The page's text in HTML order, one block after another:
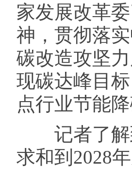
家发展改革
神，贯彻落
碳改造攻坚
现碳达峰目
点行业节能
记者了解
求和到2028